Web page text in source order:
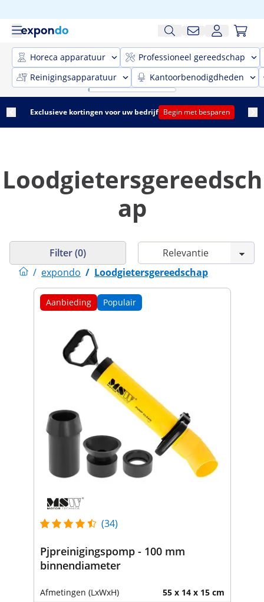
Horeca apparatuur
Professioneel gereedschap
Reinigingsapparatuur
Kantoorbenodigdheden
Exclusieve kortingen voor uw bedrijf Begin met besparen
Loodgietersgereedsch
ap
/ expondo / Loodgietersgereedschap
Filter (0)
Aanbieding Populair
(34)
Pjpreinigingspomp - 100 mm
binnendiameter
Afmetingen (LxWxH) 55 x 14 x 15 cm